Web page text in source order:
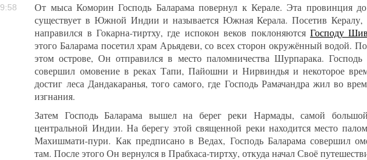
От мыса Коморин Господь Баларама повернул к Керале. Эта провинция
существует в Южной Индии и называется Южная Керала. Посетив Кералу,
направился в Гокарна-тиртху, где испокон веков поклоняются Господу
этого Баларама посетил храм Арьядеви, со всех сторон окружённый водой.
этом острове, Он отправился в место паломничества Шурпарака. Господь
совершил омовение в реках Тапи, Пайошни и Нирвиндья и некоторое
достиг леса Дандакаранья, того самого, где Господь Рамачандра жил во
изгнания.
Затем Господь Баларама вышел на берег реки Нармады, самой
центральной Индии. На берегу этой священной реки находится место
Махишмати-пури. Как предписано в Ведах, Господь Баларама совершил
там. После этого Он вернулся в Прабхаса-тиртху, откуда начал Своё